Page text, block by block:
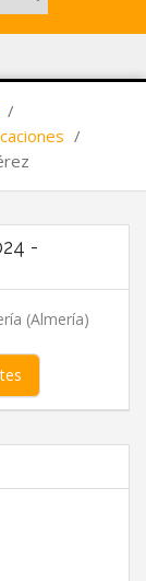
/
/
-
(Almería)